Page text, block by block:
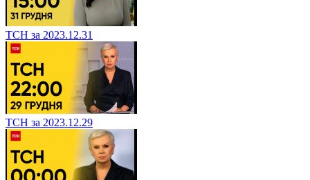
ТСН за 2023.12.31
ТСН за 2023.12.29